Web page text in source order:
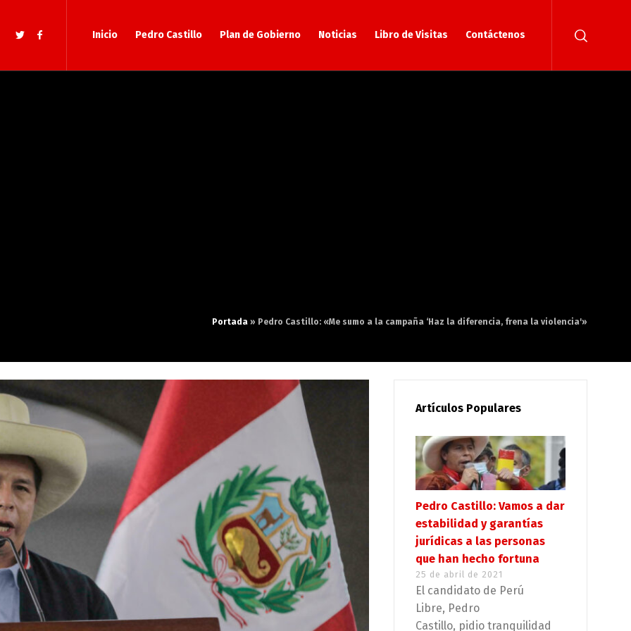
Inicio Pedro Castillo Plan de Gobierno Noticias Libro de Visitas Contáctenos
Portada » Pedro Castillo: «Me sumo a la campaña ‘Haz la diferencia, frena la violencia'»
Artículos Populares
Pedro Castillo: Vamos a dar
estabilidad y garantías
jurídicas a las personas
que han hecho fortuna
25 de abril de 2021
El candidato de Perú
Libre, Pedro
Castillo, pidio tranquilidad